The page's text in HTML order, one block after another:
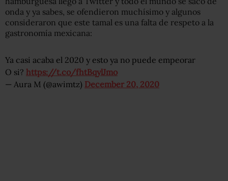
onda y ya sabes, se ofendieron muchísimo y algunos
consideraron que este tamal es una falta de respeto a la
gastronomía mexicana:
Ya casi acaba el 2020 y esto ya no puede empeorar
O si? https://t.co/fhtBqylJmo
— Aura M (@awimtz) December 20, 2020